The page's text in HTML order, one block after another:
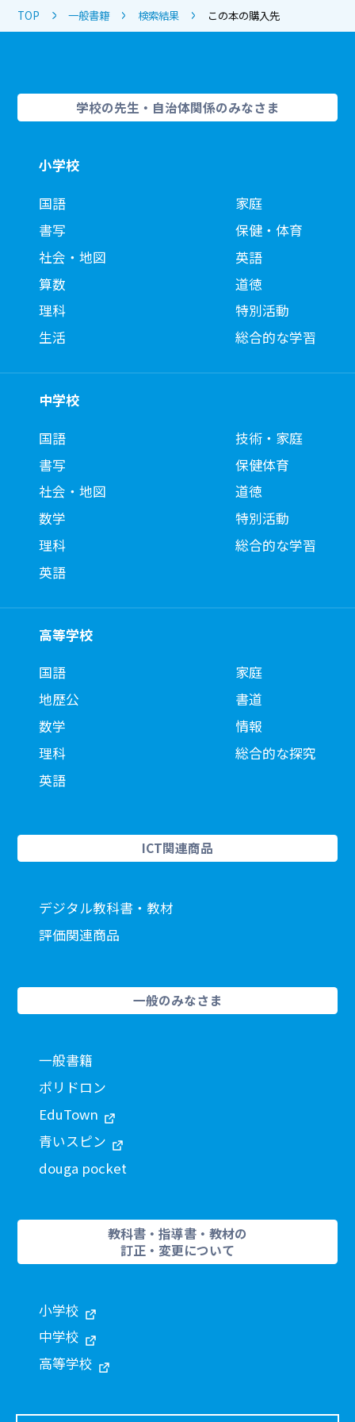
TOP 一般書籍 検索結果 この本の購入先
学校の先生・自治体関係のみなさま
小学校
国語
書写
社会・地図
算数
理科
生活
家庭
保健・体育
英語
道徳
特別活動
総合的な学習
中学校
国語
書写
社会・地図
数学
理科
英語
技術・家庭
保健体育
道徳
特別活動
総合的な学習
高等学校
国語
地歴公
数学
理科
英語
家庭
書道
情報
総合的な探究
ICT関連商品
デジタル教科書・教材
評価関連商品
一般のみなさま
一般書籍
ポリドロン
EduTown
青いスピン
douga pocket
教科書・指導書・教材の
訂正・変更について
小学校
中学校
高等学校